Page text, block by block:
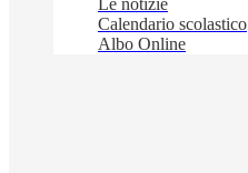
Le notizie
Calendario scolastico
Albo Online